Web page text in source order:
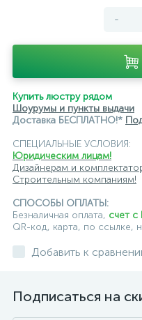
подвесные светильники
подвесные светильники
подвесные светильники
подвесные светильники
подвесные светильники
подвесные светильники
подвесные светодиодные
-
Купить люстру рядом
Шоурумы и пункты выдачи
Доставка БЕСПЛАТНО!*
СПЕЦИАЛЬНЫЕ УСЛОВИЯ:
Юридическим лицам!
Дизайнерам и
Строительным компаниям!
СПОСОБЫ ОПЛАТЫ:
Безналичная оплата, счет
QR-код, карта, по ссылке,
Добавить к
Подписаться на